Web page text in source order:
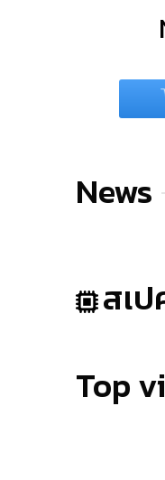
News
สเ
Top